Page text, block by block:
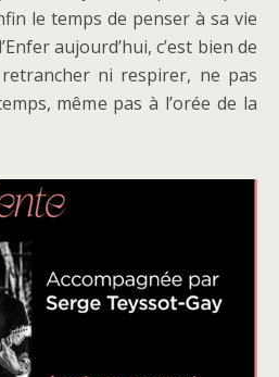
le temps de penser à sa vie
aujourd’hui, c’est bien de
ni respirer, ne pas
même pas à l’orée de la